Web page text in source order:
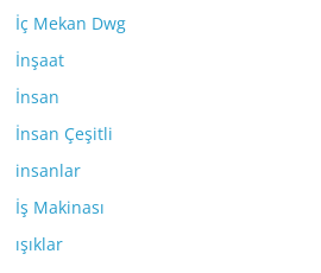
İç Mekan Dwg
İnşaat
İnsan
İnsan Çeşitli
insanlar
İş Makinası
ışıklar